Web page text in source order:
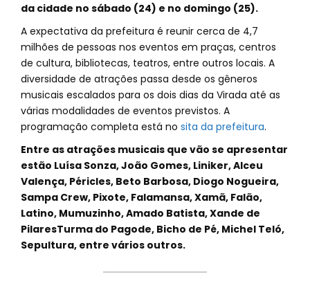
da cidade no sábado (24) e no domingo (25).
A expectativa da prefeitura é reunir cerca de 4,7
milhões de pessoas nos eventos em praças, centros
de cultura, bibliotecas, teatros, entre outros locais. A
diversidade de atrações passa desde os gêneros
musicais escalados para os dois dias da Virada até as
várias modalidades de eventos previstos. A
programação completa está no sita da prefeitura.
Entre as atrações musicais que vão se apresentar
estão Luísa Sonza, João Gomes, Liniker, Alceu
Valença, Péricles, Beto Barbosa, Diogo Nogueira,
Sampa Crew, Pixote, Falamansa, Xamã, Falão,
Latino, Mumuzinho, Amado Batista, Xande de
PilaresTurma do Pagode, Bicho de Pé, Michel Teló,
Sepultura, entre vários outros.